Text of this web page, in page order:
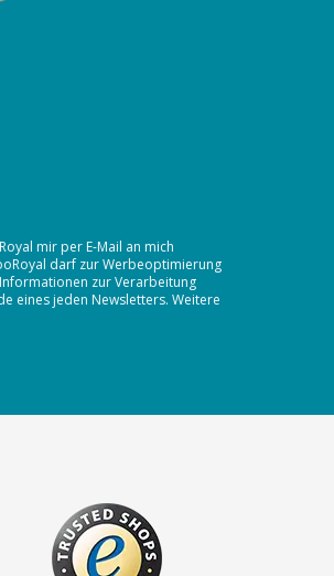
mir per E-Mail an mich
darf zur Werbeoptimierung
zur Verarbeitung
eines jeden Newsletters. Weitere